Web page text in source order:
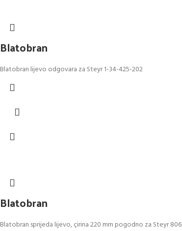
Blatobran
Blatobran lijevo odgovara za Steyr 1-34-425-202
Blatobran
Blatobran sprijeda lijevo, çirina 220 mm pogodno za Steyr